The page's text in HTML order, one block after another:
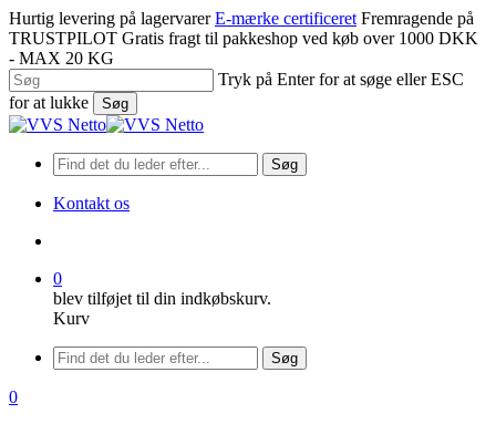
Spring
til
hovedindhold
Hurtig levering på lagervarer E-mærke certificeret Fremragende på
TRUSTPILOT Gratis fragt til pakkeshop ved køb over 1000 DKK
- MAX 20 KG
Tryk på Enter for at søge eller ESC
for at lukke
Søg
Luk
Søg
Kontakt os
0
blev tilføjet til din indkøbskurv.
Kurv
Menu
Søg
søge
0